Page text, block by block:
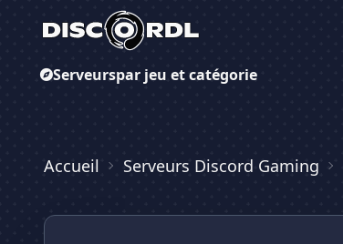
Serveurspar jeu et catégorie
Accueil Serveurs Discord Gaming